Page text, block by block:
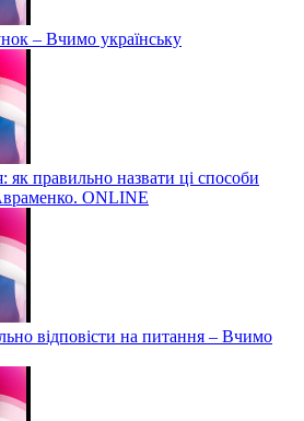
– Вчимо українську
як правильно назвати ці способи
ONLINE
відповісти на питання – Вчимо